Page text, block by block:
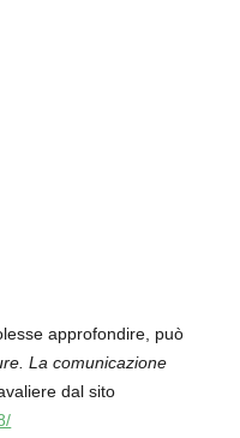
approfondire, può
La comunicazione
dal sito